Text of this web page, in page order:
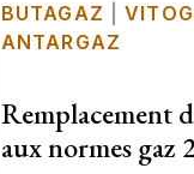
BUTAGAZ |
ANTARGAZ
Remplacement
aux normes gaz